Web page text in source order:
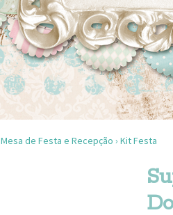
Mesa de Festa e Recepção › Kit Festa